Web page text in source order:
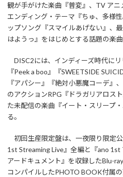
観が手がけた楽曲『普変』、TV ア
エンディング・テーマ『ちゅ、多様
ップソング『スマイルあげない』、
はようっ』をはじめとする話題の楽
DISC2には、インディーズ時代にリ
『Peek a boo』『SWEETSIDE
『アパシー』『絶対小悪魔コーデ』
のアクションRPG『ドラガリアロス
た未配信の楽曲『イート・スリープ
る。
初回生産限定盤は、一夜限り限定
1st Streaming Live』全編と『ano
アードキュメント』を収録したBlu-
コンパイルしたPHOTO BOOK付属